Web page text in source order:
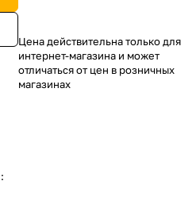
:
Цена действительна только для
интернет-магазина и может
отличаться от цен в розничных
магазинах